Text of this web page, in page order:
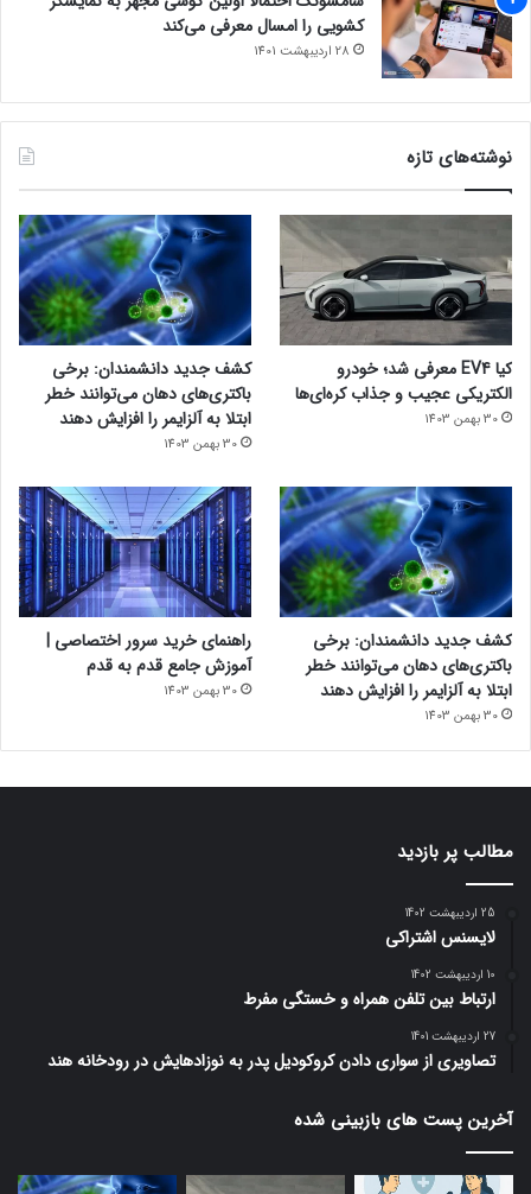
کشویی را امسال معرفی می‌کند
28 اردیبهشت 1401
نوشته‌های تازه
کیا EV4 معرفی شد؛ خودرو
الکتریکی عجیب و جذاب کره‌ای‌ها
30 بهمن 1403
کشف جدید دانشمندان: برخی
باکتری‌های دهان می‌توانند خطر
ابتلا به آلزایمر را افزایش دهند
30 بهمن 1403
کشف جدید دانشمندان: برخی
باکتری‌های دهان می‌توانند خطر
ابتلا به آلزایمر را افزایش دهند
30 بهمن 1403
راهنمای خرید سرور اختصاصی |
آموزش جامع قدم به قدم
30 بهمن 1403
مطالب پر بازدید
25 اردیبهشت 1402
لایسنس اشتراکی
10 اردیبهشت 1402
ارتباط بین تلفن همراه و خستگی مفرط
27 اردیبهشت 1401
تصاویری از سواری دادن کروکودیل پدر به نوزادهایش در رودخانه هند
آخرین پست های بازبینی شده